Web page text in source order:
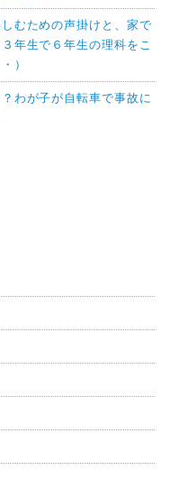
むための声掛けと、家で
年生で６年生の理科をこ
）
わが子が自転車で事故に